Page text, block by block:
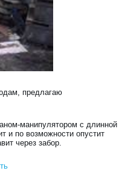
предлагаю
манипулятором с длинной
и по возможности опустит
через забор.